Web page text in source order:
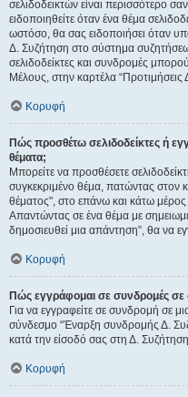
σελιδοδεικτών είναι περισσότερο
ειδοποιηθείτε όταν ένα θέμα
ωστόσο, θα σας ειδοποιήσει όταν
Δ. Συζήτηση στο σύστημα
σελιδοδείκτες και συνδρομές
Μέλους, στην καρτέλα “Προτιμήσεις
Κορυφή
Πώς προσθέτω σελιδοδείκτες ή
θέματα;
Μπορείτε να προσθέσετε
συγκεκριμένο θέμα, πατώντας στον
θέματος", στο επάνω και κάτω
Απαντώντας σε ένα θέμα με
δημοσιευθεί μια απάντηση”, θα να
Κορυφή
Πώς εγγράφομαι σε συνδρομές σε
Για να εγγραφείτε σε συνδρομή σε
σύνδεσμο “Έναρξη συνδρομής Δ.
κατά την είσοδό σας στη Δ.
Κορυφή